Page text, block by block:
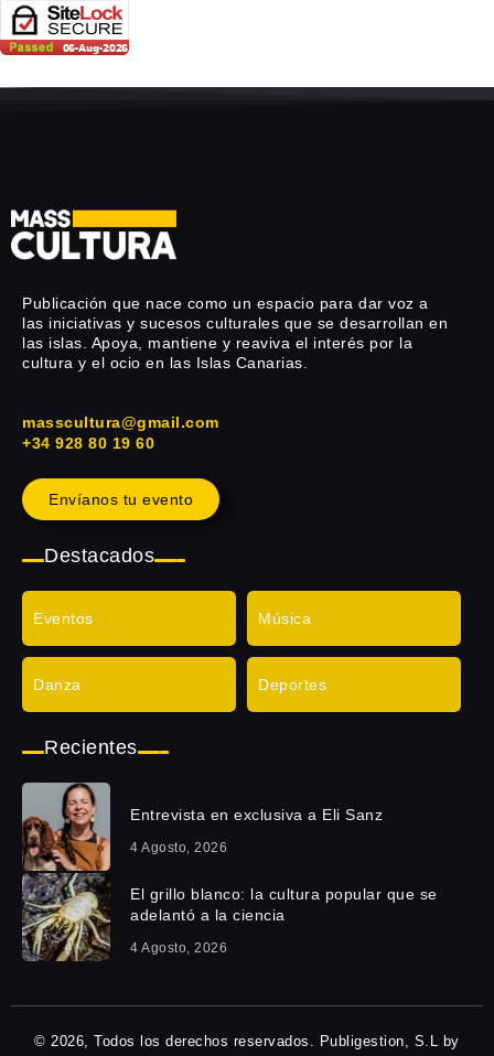
Publicación que nace como un espacio para dar voz a
las iniciativas y sucesos culturales que se desarrollan en
las islas. Apoya, mantiene y reaviva el interés por la
cultura y el ocio en las Islas Canarias.
masscultura@gmail.com
+34 928 80 19 60
Envíanos tu evento
Destacados
Eventos Música
Danza Deportes
Recientes
Entrevista en exclusiva a Eli Sanz
4 Agosto, 2026
El grillo blanco: la cultura popular que se
adelantó a la ciencia
4 Agosto, 2026
© 2026, Todos los derechos reservados. Publigestion, S.L by